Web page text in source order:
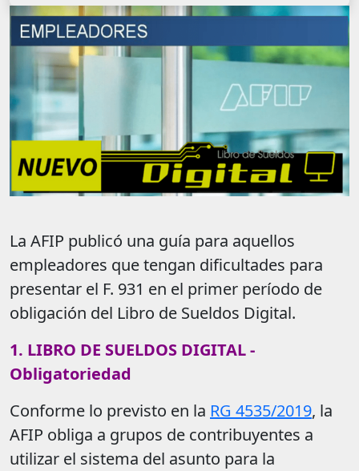
La AFIP publicó una guía para aquellos
empleadores que tengan dificultades para
presentar el F. 931 en el primer período de
obligación del Libro de Sueldos Digital.
1. LIBRO DE SUELDOS DIGITAL -
Obligatoriedad
Conforme lo previsto en la RG 4535/2019, la
AFIP obliga a grupos de contribuyentes a
utilizar el sistema del asunto para la